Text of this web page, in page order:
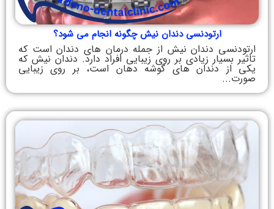
ارتودنسی دندان نیش چگونه انجام می شود؟
ارتودنسی دندان نیش از جمله درمان ‌های دندان است که
تاثیر بسیار زیادی بر روی زیبایی افراد دارد. دندان نیش که
یکی از دندان ‌های گوشه دهان است، بر روی زیبایی
صورت...